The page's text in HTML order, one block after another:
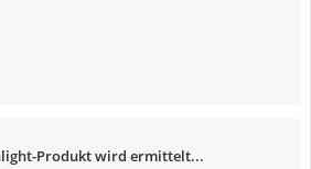
Produkt wird ermittelt...